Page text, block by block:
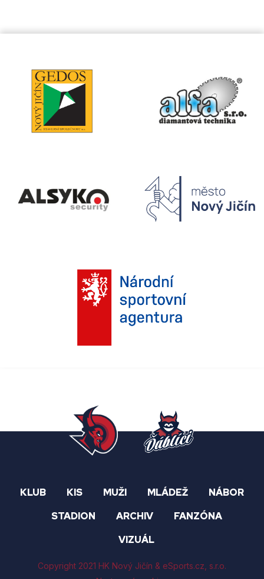
KLUB KIS MUŽI MLÁDEŽ
NÁBOR
STADION
ARCHIV
FANZÓNA
VIZUÁL
Copyright 2021 HK Nový Jičín & eSports.cz , s.r.o.